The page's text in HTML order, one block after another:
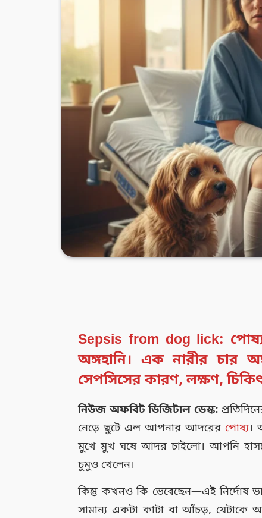
Sepsis from dog lick:
অঙ্গহানি। এক নারীর চার
সেপসিসের কারণ, লক্ষণ,
নিউজ অফবিট ডিজিটাল ডেস্ক:
নেড়ে ছুটে এল আপনার আদরের পোষ্য।
মুখে মুখ ঘষে আদর চাইলো। আপনি
চুমুও খেলেন।
কিন্তু কখনও কি ভেবেছেন—এই নির্দোষ
সামান্য একটা কাটা বা আঁচড়, যেটাকে